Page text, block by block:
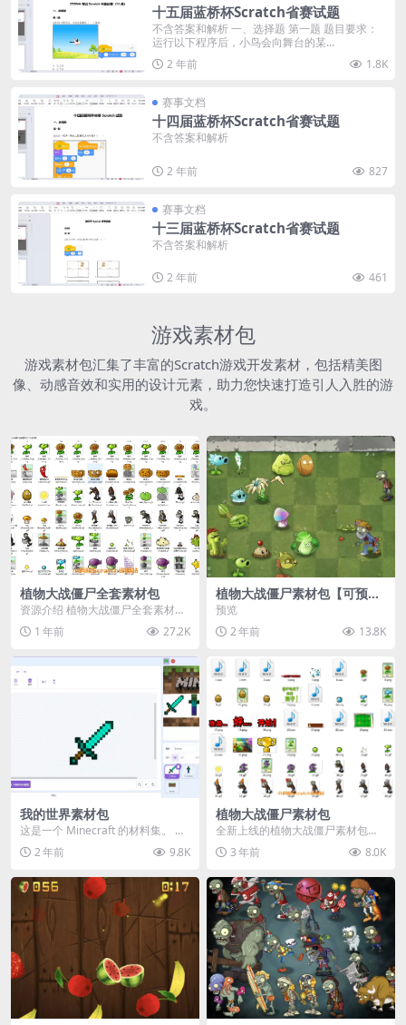
十五届蓝桥杯Scratch省赛试题
不含答案和解析 一、选择题 第一题 题目要求：
运行以下程序后，小鸟会向舞台的某...
2 年前
1.8K
赛事文档
十四届蓝桥杯Scratch省赛试题
不含答案和解析
2 年前 827
赛事文档
十三届蓝桥杯Scratch省赛试题
不含答案和解析
2 年前 461
游戏素材包
游戏素材包汇集了丰富的Scratch游戏开发素材，包括精美图
像、动感音效和实用的设计元素，助力您快速打造引人入胜的游
戏。
植物大战僵尸全套素材包
资源介绍 植物大战僵尸全套素材
包，包含227个丰富多样的素材，
涵盖角色、背景、动...
1 年前 27.2K
植物大战僵尸素材包【可预
览】
预览
2 年前
13.8K
我的世界素材包
这是一个 Minecraft 的材料集。 操
作方法如下： 工具 → 右箭头 怪物...
2 年前 9.8K
植物大战僵尸素材包
全新上线的植物大战僵尸素材包，
内含48个精选资源，涵盖角色、场
景、音效等多样内容...
3 年前 8.0K